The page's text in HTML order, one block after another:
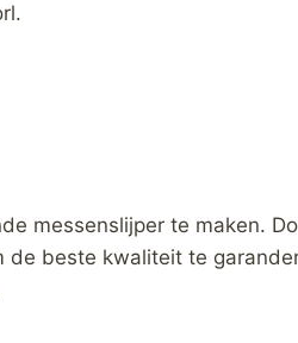
messenslijper te maken.
beste kwaliteit te